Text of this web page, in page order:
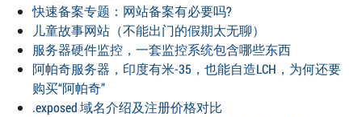
快速备案专题：网站备案有必要吗?
儿童故事网站（不能出门的假期太无聊）
服务器硬件监控，一套监控系统包含哪些东西
阿帕奇服务器，印度有米-35，也能自造LCH，为何还要
购买“阿帕奇”
.exposed 域名介绍及注册价格对比